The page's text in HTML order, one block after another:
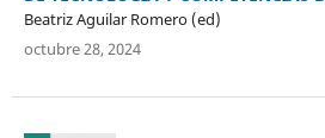
Beatriz Aguilar Romero (ed)
octubre 28, 2024